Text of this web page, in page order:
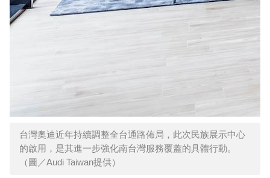
台灣奧迪近年持續調整全台通路佈局，此次民族展示中心
的啟用，是其進一步強化南台灣服務覆蓋的具體行動。
（圖／Audi Taiwan提供）